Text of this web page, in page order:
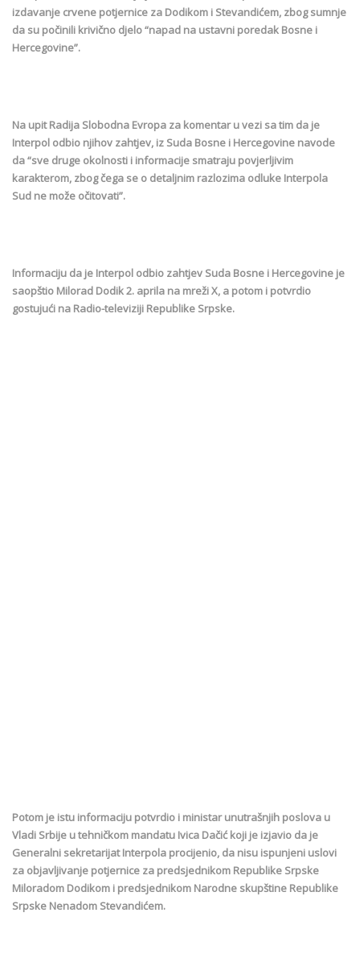
izdavanje crvene potjernice za Dodikom i Stevandićem, zbog sumnje
da su počinili krivično djelo “napad na ustavni poredak Bosne i
Hercegovine”.
Na upit Radija Slobodna Evropa za komentar u vezi sa tim da je
Interpol odbio njihov zahtjev, iz Suda Bosne i Hercegovine navode
da “sve druge okolnosti i informacije smatraju povjerljivim
karakterom, zbog čega se o detaljnim razlozima odluke Interpola
Sud ne može očitovati”.
Informaciju da je Interpol odbio zahtjev Suda Bosne i Hercegovine je
saopštio Milorad Dodik 2. aprila na mreži X, a potom i potvrdio
gostujući na Radio-televiziji Republike Srpske.
Potom je istu informaciju potvrdio i ministar unutrašnjih poslova u
Vladi Srbije u tehničkom mandatu Ivica Dačić koji je izjavio da je
Generalni sekretarijat Interpola procijenio, da nisu ispunjeni uslovi
za objavljivanje potjernice za predsjednikom Republike Srpske
Miloradom Dodikom i predsjednikom Narodne skupštine Republike
Srpske Nenadom Stevandićem.